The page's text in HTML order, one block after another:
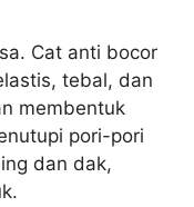
Cat anti bocor
tebal, dan
membentuk
pori-pori
dan dak,